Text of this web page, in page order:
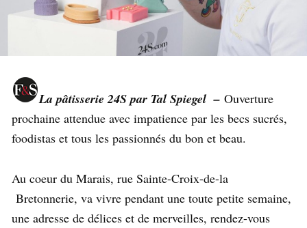
La pâtisserie 24S par Tal Spiegel – Ouverture
prochaine attendue avec impatience par les becs sucrés,
foodistas et tous les passionnés du bon et beau.
Au coeur du Marais, rue Sainte-Croix-de-la
Bretonnerie, va vivre pendant une toute petite semaine,
une adresse de délices et de merveilles, rendez-vous